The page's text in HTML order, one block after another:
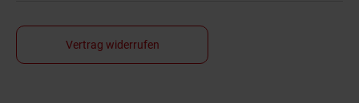
Vertrag widerrufen